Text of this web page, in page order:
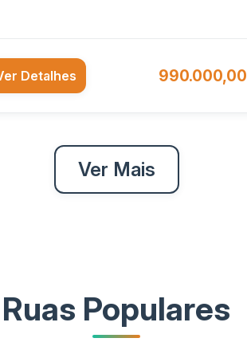
Detalhes 990.000,00
Ver Mais
Ruas Populares